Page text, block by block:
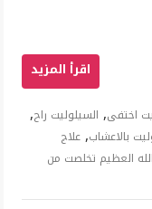
اختفى, السيلوليت راح,
بالاعشاب,علاج
العظيم تخلصت من